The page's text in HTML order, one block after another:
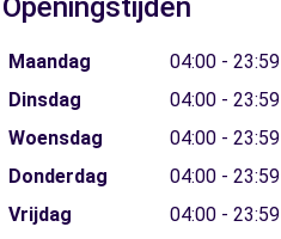
Openingstijden
Maandag
04:00 - 23:59
Dinsdag
04:00 - 23:59
Woensdag
04:00 - 23:59
Donderdag
04:00 - 23:59
Vrijdag
04:00 - 23:59